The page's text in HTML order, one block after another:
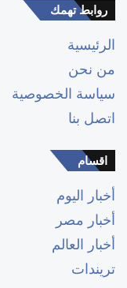
روابط تهمك
الرئيسية
من نحن
سياسة الخصوصية
اتصل بنا
اقسام
أخبار اليوم
أخبار مصر
أخبار العالم
تريندات